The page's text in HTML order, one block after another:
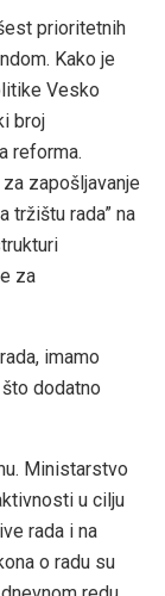
prioritetnih
Kako je
Vesko
broj
reforma.
zapošljavanje
tržištu rada” na
za
imamo
dodatno
Ministarstvo
u cilju
rada i na
o radu su